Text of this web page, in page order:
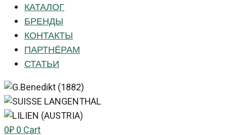
КАТАЛОГ
БРЕНДЫ
КОНТАКТЫ
ПАРТНЁРАМ
СТАТЬИ
0₽0Cart